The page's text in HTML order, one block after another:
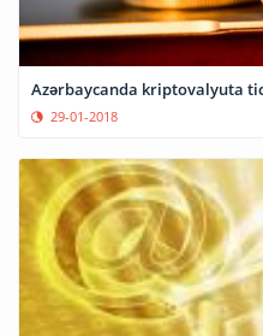
Azərbaycanda kriptovalyuta
29-01-2018